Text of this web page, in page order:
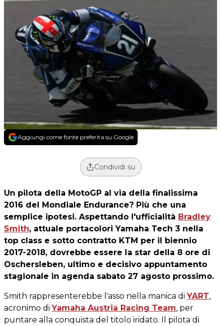
Aggiungi come fonte preferita su Google
Condividi su
Un pilota della MotoGP al via della finalissima
2016 del Mondiale Endurance? Più che una
semplice ipotesi. Aspettando l'ufficialità Bradley
Smith, attuale portacolori Yamaha Tech 3 nella
top class e sotto contratto KTM per il biennio
2017-2018, dovrebbe essere la star della 8 ore di
Oschersleben, ultimo e decisivo appuntamento
stagionale in agenda sabato 27 agosto prossimo.
Smith rappresenterebbe l'asso nella manica di YART,
acronimo di Yamaha Austria Racing Team, per
puntare alla conquista del titolo iridato. Il pilota di